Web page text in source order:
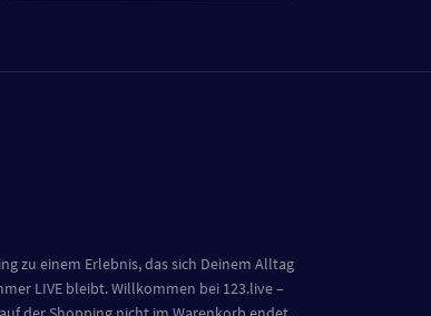
zu einem Erlebnis, das sich Deinem Alltag
LIVE bleibt. Willkommen bei 123.live –